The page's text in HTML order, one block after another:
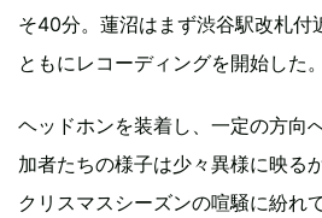
そ40分。蓮沼はまず渋谷駅改札付
ともにレコーディングを開始した。
ヘッドホンを装着し、一定の方向
加者たちの様子は少々異様に映る
クリスマスシーズンの喧騒に紛れ